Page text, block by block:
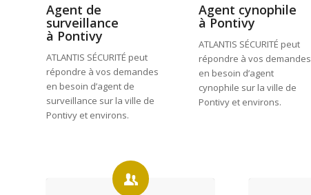
Agent de
surveillance
à Pontivy
ATLANTIS SÉCURITÉ peut
répondre à vos demandes
en besoin d’agent de
surveillance sur la ville de
Pontivy et environs.
Agent cynophile
à Pontivy
ATLANTIS SÉCURITÉ peut
répondre à vos demandes
en besoin d’agent
cynophile sur la ville de
Pontivy et environs.